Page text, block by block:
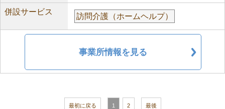
併設サービス
訪問介護（ホームヘルプ）
事業所情報を見る
最初に戻る 1 2 最後